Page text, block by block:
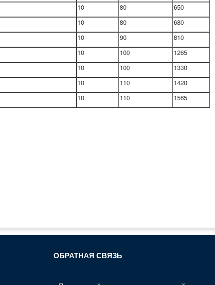
10 80
650
10 80
680
10 90
810
10 100
1265
10 100
1330
10 110
1420
10 110 1565
ОБРАТНАЯ СВЯЗЬ